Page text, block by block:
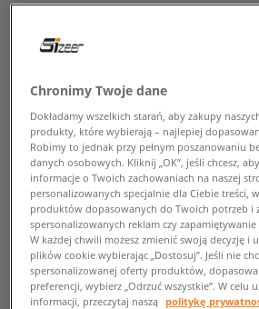
Chronimy Twoje dane
Dokładamy wszelkich starań, aby zakupy
produkty, które wybierają – najlepiej
Robimy to jednak przy pełnym poszanowaniu
danych osobowych. Kliknij „OK”, jeśli chcesz,
informacje o Twoich zachowaniach na naszej
personalizowanych specjalnie dla Ciebie treści,
produktów dopasowanych do Twoich potrzeb i
spersonalizowanych reklam czy
W każdej chwili możesz zmienić swoją decyzję i
plików cookie wybierając „Dostosuj”. Jeśli nie
spersonalizowanej oferty produktów,
preferencji, wybierz „Odrzuć wszystkie”. W celu
informacji, przeczytaj naszą politykę